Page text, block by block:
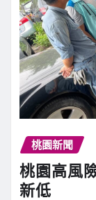
桃園新聞
桃園高風
新低